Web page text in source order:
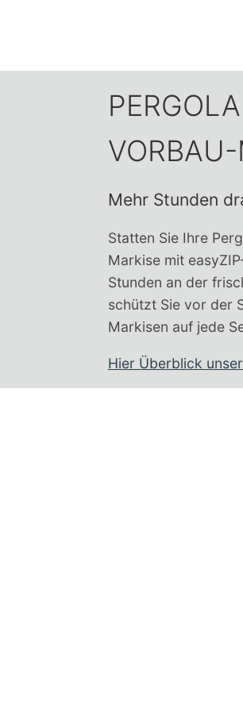
Mehr Stunden
Statten Sie Ihre
Markise mit
Stunden an der
schützt Sie vor der
Markisen auf jede
Hier Überblick